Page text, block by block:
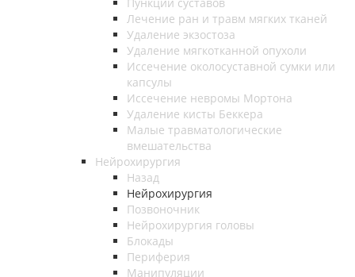
Лечение ран и травм мягких тканей
Удаление экзостоза
Удаление мягкотканной опухоли
Иссечение околосуставной сумки или
капсулы
Иссечение невромы Мортона
Удаление кисты Беккера
Малые травматологические
вмешательства
Нейрохирургия
Назад
Нейрохирургия
Позвоночник
Нейрохирургия головы
Блокады
Периферия
Манипуляции